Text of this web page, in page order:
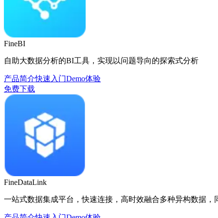
FineBI
自助大数据分析的BI工具，实现以问题导向的探索式分析
产品简介快速入门Demo体验
免费下载
FineDataLink
一站式数据集成平台，快速连接，高时效融合多种异构数据